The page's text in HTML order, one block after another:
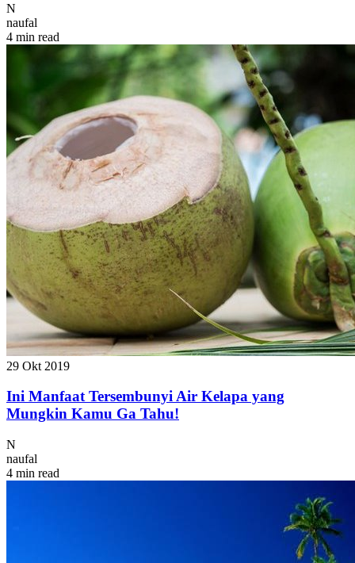
N
naufal
4 min read
29 Okt 2019
Ini Manfaat Tersembunyi Air Kelapa yang
Mungkin Kamu Ga Tahu!
N
naufal
4 min read